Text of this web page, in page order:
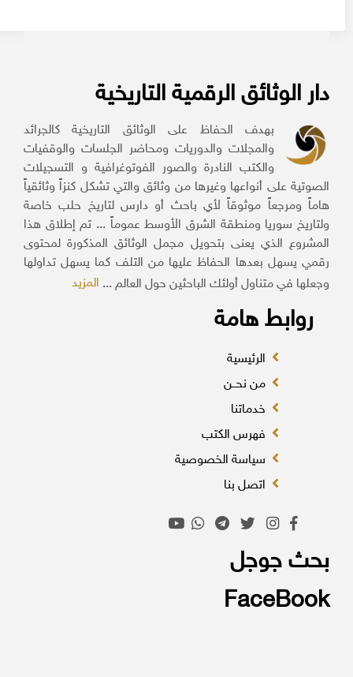
دار الوثائق الرقمية التاريخية
بهدف الحفاظ على الوثائق التاريخية كالجرائد
والمجلات والدوريات ومحاضر الجلسات والوقفيات
والكتب النادرة والصور الفوتوغرافية و التسجيلات
الصوتية على أنواعها وغيرها من وثائق والتي تشكل كنزاً وثائقياً
هاماً ومرجعاً موثوقاً لأي باحث أو دارس لتاريخ حلب خاصة
ولتاريخ سوريا ومنطقة الشرق الأوسط عموماً ... تم إطلاق هذا
المشروع الذي يعنى بتحويل مجمل الوثائق المذكورة لمحتوى
رقمي يسهل بعدها الحفاظ عليها من التلف كما يسهل تداولها
وجعلها في متناول أولئك الباحثين حول العالم ...المزيد
روابط هامة
الرئيسية
من نحــن
خدماتنا
فهرس الكتب
سياسة الخصوصية
اتصل بنا
بحث جوجل
FaceBook